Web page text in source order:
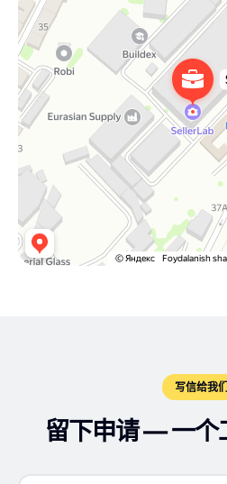
写信给我们
留下申请 — 一个